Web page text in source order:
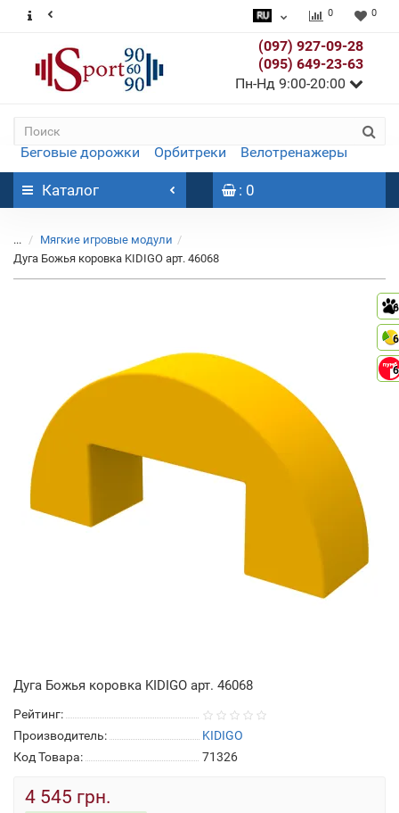
0 0
(097) 927-09-28
(095) 649-23-63
Пн-Нд 9:00-20:00
Беговые дорожки Орбитреки Велотренажеры
Каталог : 0
...
Мягкие игровые модули
Дуга Божья коровка KIDIGO арт. 46068
6
6
6
Дуга Божья коровка KIDIGO арт. 46068
Рейтинг:
Производитель:
KIDIGO
Код Товара:
71326
4 545 грн.